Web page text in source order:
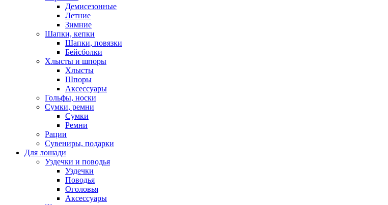
Демисезонные
Летние
Зимние
Шапки, кепки
Шапки, повязки
Бейсболки
Хлысты и шпоры
Хлысты
Шпоры
Аксессуары
Гольфы, носки
Сумки, ремни
Сумки
Ремни
Рации
Сувениры, подарки
Для лошади
Уздечки и поводья
Уздечки
Поводья
Оголовья
Аксессуары